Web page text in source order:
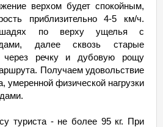
верхом будет спокойным,
приблизительно 4-5 км/ч.
по верху ущелья с
далее сквозь старые
через речку и дубовую рощу
Получаем удовольствие
умеренной физической нагрузки
туриста - не более 95 кг. При